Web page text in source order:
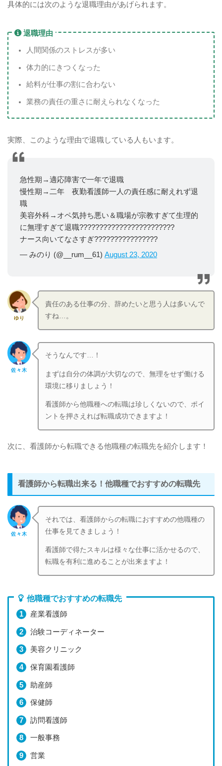
具体的には次のような退職理由があげられます。
退職理由
人間関係のストレスが多い
体力的にきつくなった
給料が仕事の割に合わない
業務の責任の重さに耐えられなくなった
実際、このような理由で退職している人もいます。
急性期→適応障害で一年で退職
慢性期→二年 夜勤看護師一人の責任感に耐えれず退
職
美容外科→オペ気持ち悪い＆職場が宗教すぎて生理的
に無理すぎて退職????????????????????????
ナース向いてなさすぎ????????????????
— みのり (@__rum__61) August 23, 2020
ゆり
責任のある仕事の分、辞めたいと思う人は多いんで
すね…。
佐々木
そうなんです…！
まずは自分の体調が大切なので、無理をせず働ける
環境に移りましょう！
看護師から他職種への転職は珍しくないので、ポイ
ントを押さえれば転職成功できますよ！
次に、看護師から転職できる他職種の転職先を紹介します！
看護師から転職出来る！他職種でおすすめの転職先
佐々木
それでは、看護師からの転職におすすめの他職種の
仕事を見てきましょう！
看護師で得たスキルは様々な仕事に活かせるので、
転職を有利に進めることが出来ますよ！
他職種でおすすめの転職先
産業看護師
治験コーディネーター
美容クリニック
保育園看護師
助産師
保健師
訪問看護師
一般事務
営業